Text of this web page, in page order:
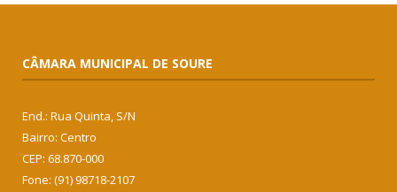
CÂMARA MUNICIPAL DE SOURE
End.: Rua Quinta, S/N
Bairro: Centro
CEP: 68.870-000
Fone: (91) 98718-2107